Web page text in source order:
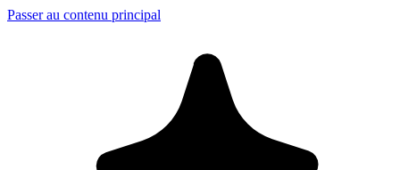
Passer au contenu principal